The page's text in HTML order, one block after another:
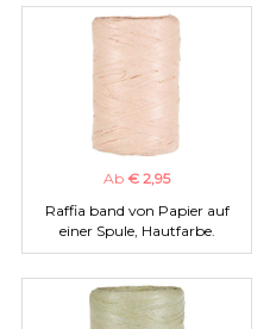
Ab € 2,95
Raffia band von Papier auf
einer Spule, Hautfarbe.